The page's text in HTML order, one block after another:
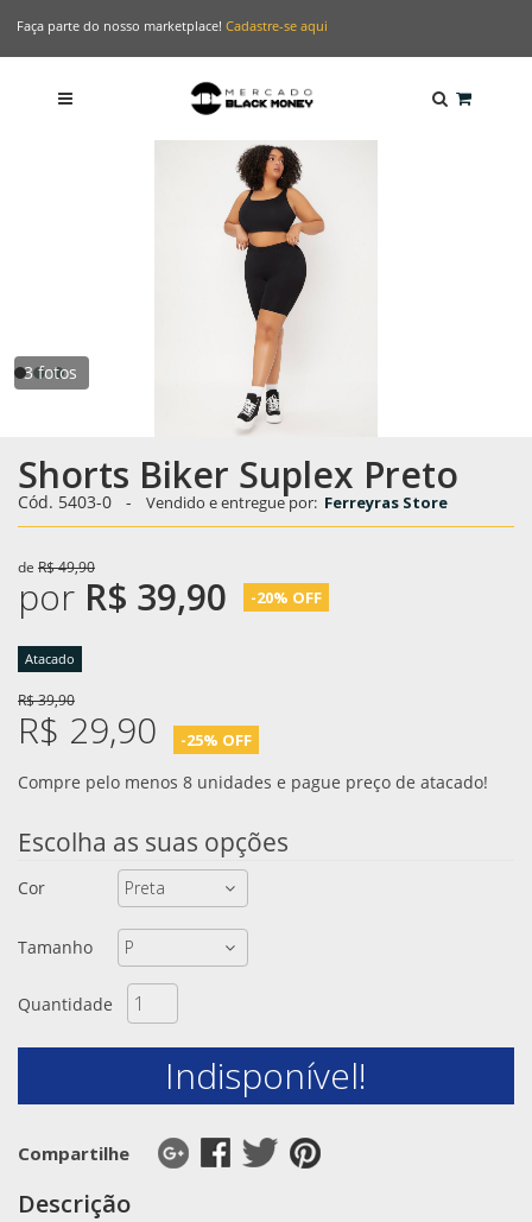
Faça parte do nosso marketplace! Cadastre-se aqui
3 fotos
Shorts Biker Suplex Preto
Cód. 5403-0 - Vendido e entregue por: Ferreyras Store
de R$ 49,90
por R$ 39,90 -20% OFF
Atacado
R$ 39,90
R$ 29,90 -25% OFF
Compre pelo menos 8 unidades e pague preço de atacado!
Escolha as suas opções
Cor
Tamanho
Quantidade
Indisponível!
Compartilhe
Descrição